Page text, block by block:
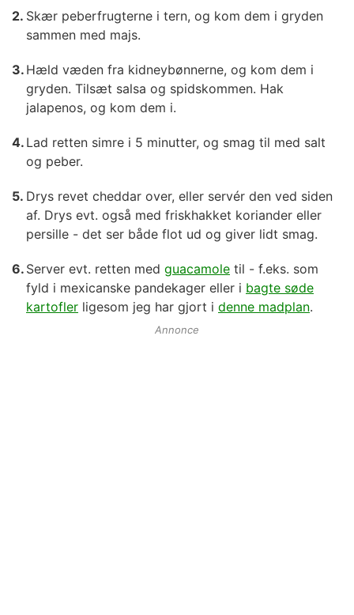
Skær peberfrugterne i tern, og kom dem i gryden
sammen med majs.
Hæld væden fra kidneybønnerne, og kom dem i
gryden. Tilsæt salsa og spidskommen. Hak
jalapenos, og kom dem i.
Lad retten simre i 5 minutter, og smag til med salt
og peber.
Drys revet cheddar over, eller servér den ved siden
af. Drys evt. også med friskhakket koriander eller
persille - det ser både flot ud og giver lidt smag.
Server evt. retten med guacamole til - f.eks. som
fyld i mexicanske pandekager eller i bagte søde
kartofler ligesom jeg har gjort i denne madplan.
Annonce